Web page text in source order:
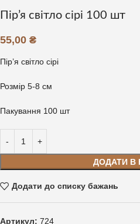
Пір’я світло сірі 100 шт
55,00 ₴
Пір’я світло сірі
Розмір 5-8 см
Пакування 100 шт
ДОДАТИ В
Додати до списку бажань
Артикул: 724